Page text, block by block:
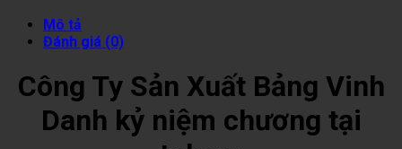
Mô tả
Đánh giá (0)
Công Ty Sản Xuất Bảng Vinh
Danh kỷ niệm chương tại